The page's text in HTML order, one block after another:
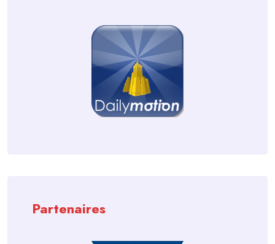
Partenaires